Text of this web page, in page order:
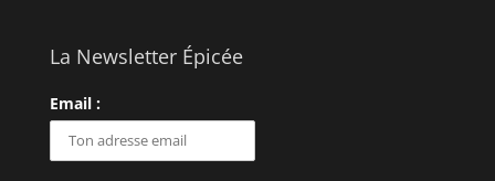
La Newsletter Épicée
Email :